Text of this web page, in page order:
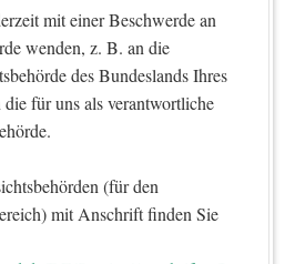
mit einer Beschwerde an
wenden, z. B. an die
des Bundeslands Ihres
die für uns als verantwortliche
(für den
mit Anschrift finden Sie